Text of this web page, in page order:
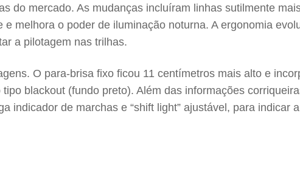
do mercado. As mudanças incluíram linhas sutilmente
melhora o poder de iluminação noturna. A ergonomia
a pilotagem nas trilhas.
O para-brisa fixo ficou 11 centímetros mais alto e
blackout (fundo preto). Além das informações
de marchas e “shift light” ajustável, para indicar